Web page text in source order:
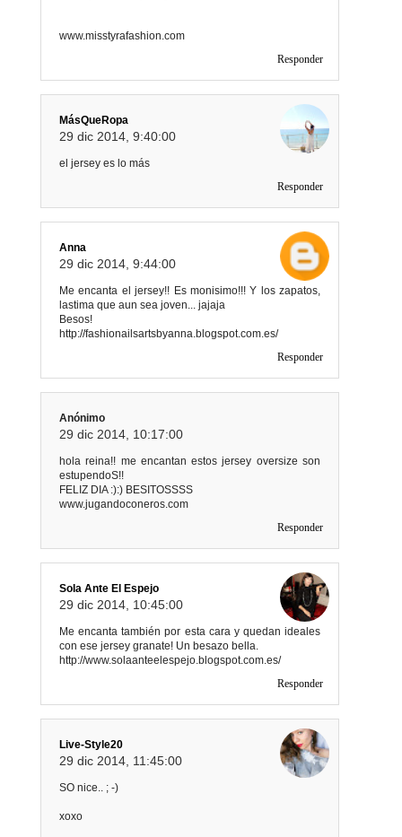
www.misstyrafashion.com
Responder
MásQueRopa
29 dic 2014, 9:40:00
el jersey es lo más
Responder
Anna
29 dic 2014, 9:44:00
Me encanta el jersey!! Es monisimo!!! Y los zapatos,
lastima que aun sea joven... jajaja
Besos!
http://fashionailsartsbyanna.blogspot.com.es/
Responder
Anónimo
29 dic 2014, 10:17:00
hola reina!! me encantan estos jersey oversize son
estupendoS!!
FELIZ DIA :):) BESITOSSSS
www.jugandoconeros.com
Responder
Sola Ante El Espejo
29 dic 2014, 10:45:00
Me encanta también por esta cara y quedan ideales
con ese jersey granate! Un besazo bella.
http://www.solaanteelespejo.blogspot.com.es/
Responder
Live-Style20
29 dic 2014, 11:45:00
SO nice.. ; -)
xoxo